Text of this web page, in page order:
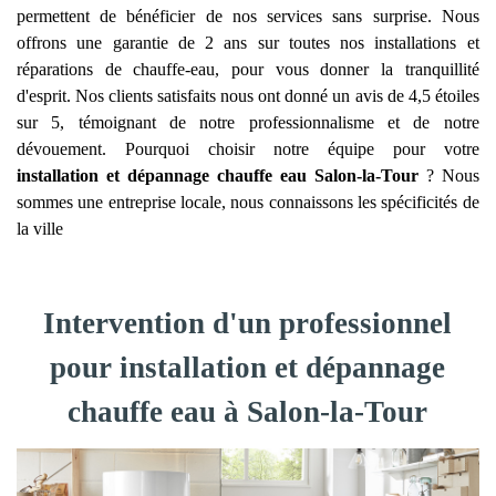
permettent de bénéficier de nos services sans surprise. Nous
offrons une garantie de 2 ans sur toutes nos installations et
réparations de chauffe-eau, pour vous donner la tranquillité
d'esprit. Nos clients satisfaits nous ont donné un avis de 4,5 étoiles
sur 5, témoignant de notre professionnalisme et de notre
dévouement. Pourquoi choisir notre équipe pour votre
installation et dépannage chauffe eau Salon-la-Tour? Nous
sommes une entreprise locale, nous connaissons les spécificités de
la ville
Intervention d'un professionnel
pour installation et dépannage
chauffe eau à Salon-la-Tour